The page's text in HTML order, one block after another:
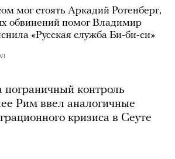
мог стоять Аркадий Ротенберг,
обвинений помог Владимир
«Русская служба Би-би-си»
пограничный контроль
Рим ввел аналогичные
кризиса в Сеуте